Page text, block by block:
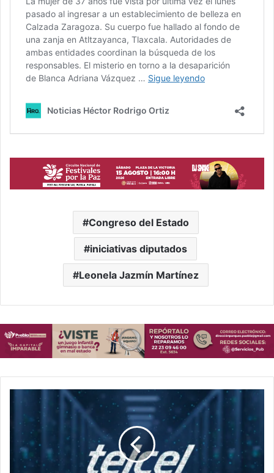
Congreso del Estado
iniciativas diputados
Leonela Jazmín Martínez
demanda
Telcel;
juez